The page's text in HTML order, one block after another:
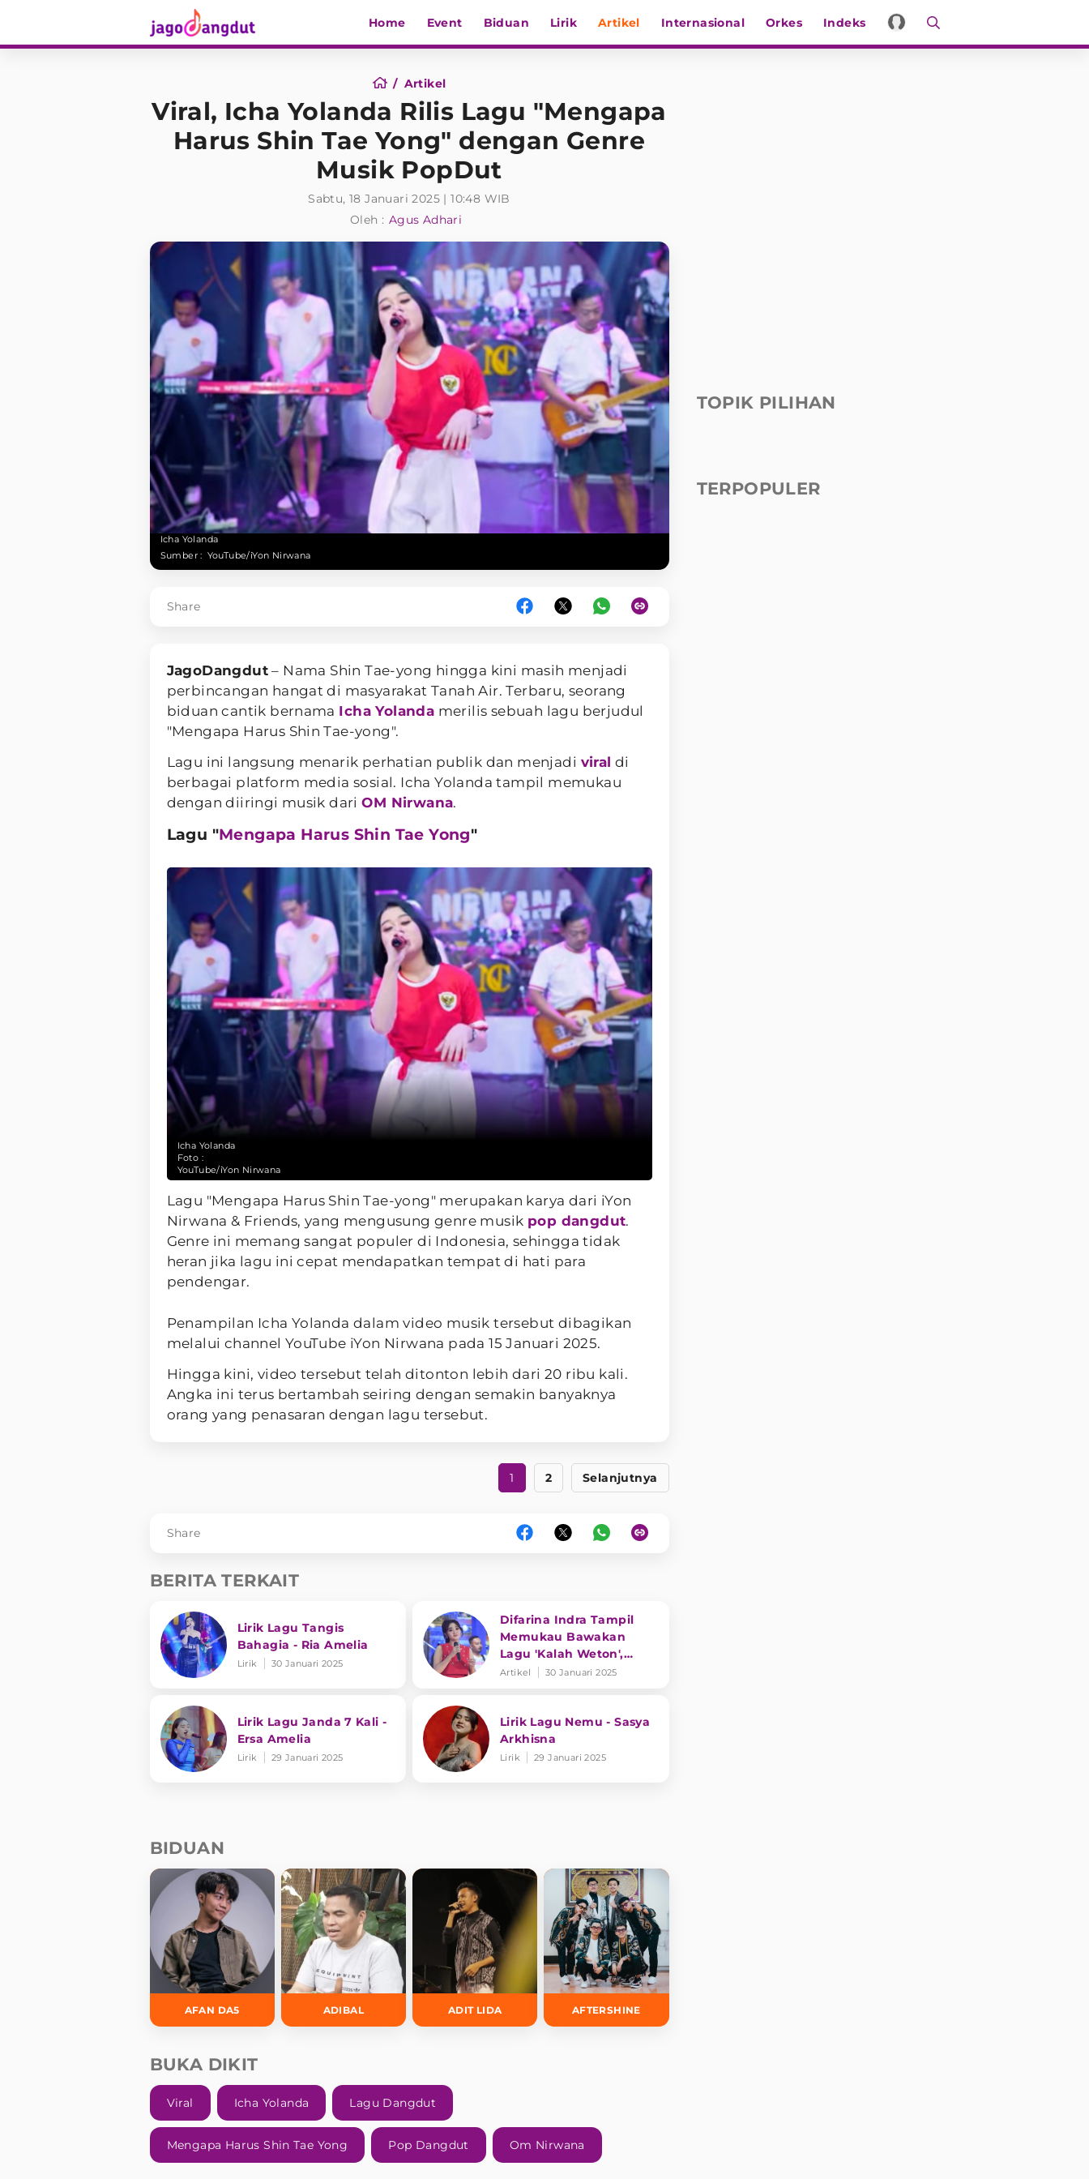
Home Event Biduan Lirik Artikel Internasional Orkes Indeks
Artikel
Viral, Icha Yolanda Rilis Lagu "Mengapa
Harus Shin Tae Yong" dengan Genre
Musik PopDut
Sabtu, 18 Januari 2025 | 10:48 WIB
Oleh : Agus Adhari
Icha Yolanda
Sumber : YouTube/iYon Nirwana
Share
JagoDangdut– Nama Shin Tae-yong hingga kini masih menjadi
perbincangan hangat di masyarakat Tanah Air. Terbaru, seorang
biduan cantik bernama Icha Yolanda merilis sebuah lagu berjudul
"Mengapa Harus Shin Tae-yong".
Lagu ini langsung menarik perhatian publik dan menjadi viral di
berbagai platform media sosial. Icha Yolanda tampil memukau
dengan diiringi musik dariOM Nirwana.
Lagu "Mengapa Harus Shin Tae Yong"
Icha Yolanda
Foto :
YouTube/iYon Nirwana
Lagu "Mengapa Harus Shin Tae-yong" merupakan karya dari iYon
Nirwana & Friends, yang mengusung genre musik pop dangdut.
Genre ini memang sangat populer di Indonesia, sehingga tidak
heran jika lagu ini cepat mendapatkan tempat di hati para
pendengar.
Penampilan Icha Yolanda dalam video musik tersebut dibagikan
melalui channel YouTube iYon Nirwana pada 15 Januari 2025.
Hingga kini, video tersebut telah ditonton lebih dari 20 ribu kali.
Angka ini terus bertambah seiring dengan semakin banyaknya
orang yang penasaran dengan lagu tersebut.
1 2 Selanjutnya
Share
BERITA TERKAIT
Lirik Lagu Tangis
Bahagia - Ria Amelia
Lirik 30 Januari 2025
Difarina Indra Tampil
Memukau Bawakan
Lagu 'Kalah Weton',
Pesonanya Bikin Salfok
Artikel 30 Januari 2025
Lirik Lagu Janda 7 Kali -
Ersa Amelia
Lirik 29 Januari 2025
Lirik Lagu Nemu - Sasya
Arkhisna
Lirik 29 Januari 2025
BIDUAN
AFAN DA5 ADIBAL ADIT LIDA AFTERSHINE
BUKA DIKIT
Viral Icha Yolanda Lagu Dangdut
Mengapa Harus Shin Tae Yong Pop Dangdut Om Nirwana
TOPIK PILIHAN
TERPOPULER